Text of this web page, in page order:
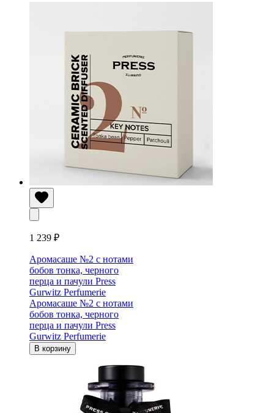
1 239 ₽
Аромасаше №2 с нотами
бобов тонка, черного
перца и пачули Press
Gurwitz Perfumerie
Аромасаше №2 с нотами
бобов тонка, черного
перца и пачули Press
Gurwitz Perfumerie
В корзину